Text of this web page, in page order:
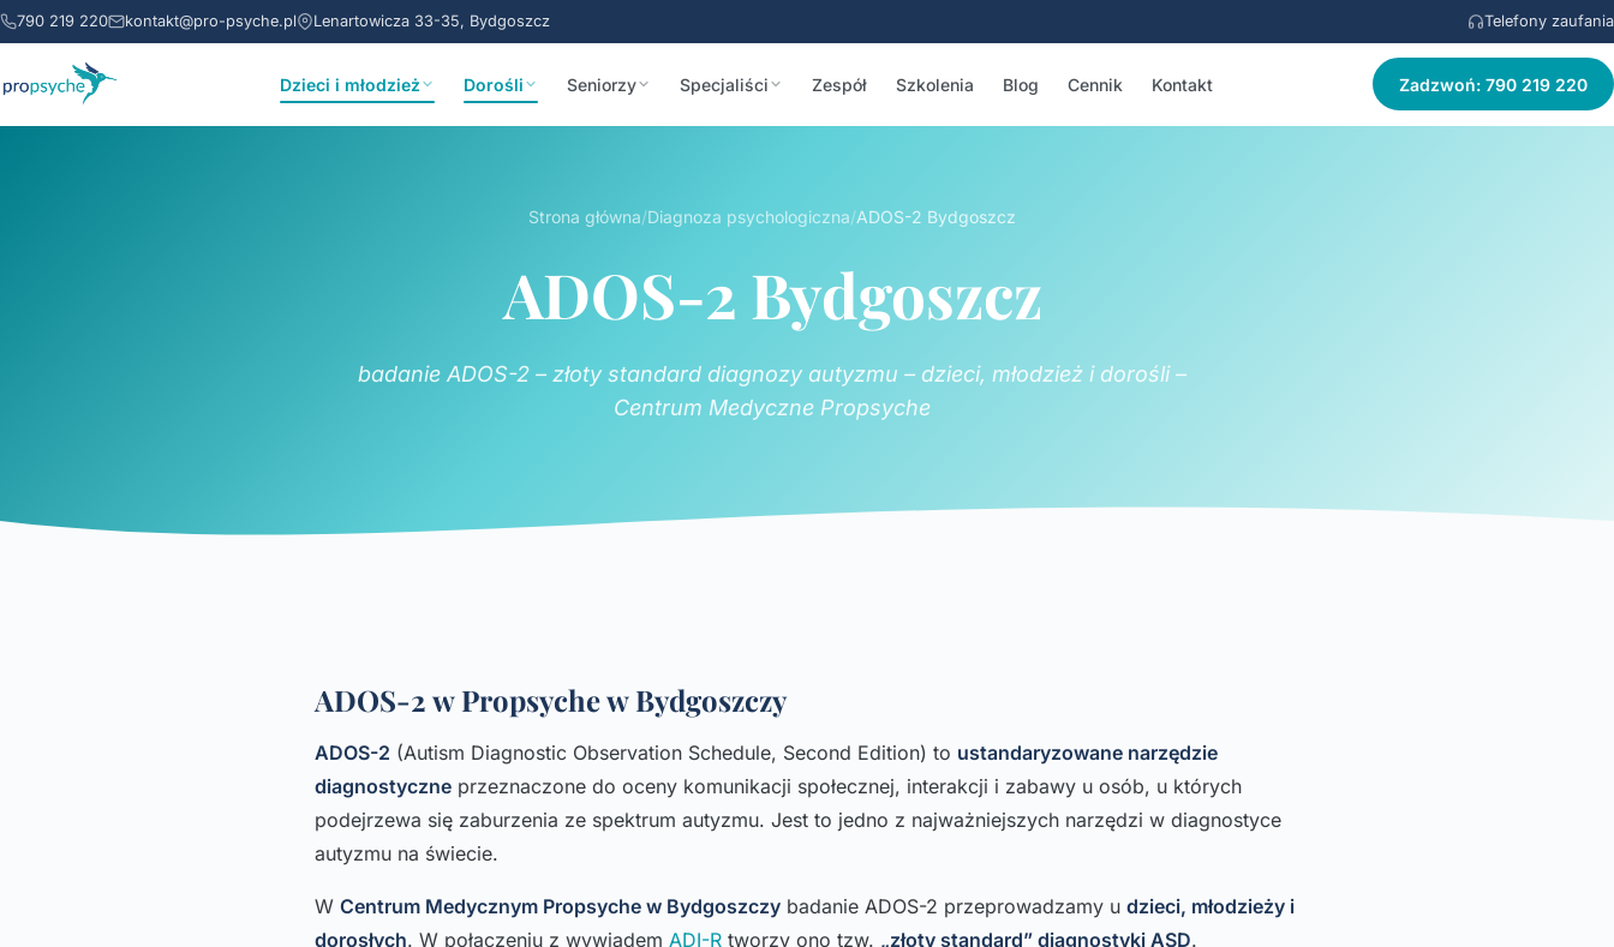
790 219 220 kontakt@pro-psyche.pl Lenartowicza 33-35, Bydgoszcz Telefony zaufania
Dzieci i młodzież Dorośli Seniorzy Specjaliści Zespół Szkolenia Blog Cennik Kontakt Zadzwoń: 790 219 220
Strona główna/Diagnoza psychologiczna/ADOS-2 Bydgoszcz
ADOS-2 Bydgoszcz
badanie ADOS-2 – złoty standard diagnozy autyzmu – dzieci, młodzież i dorośli –
Centrum Medyczne Propsyche
ADOS-2 w Propsyche w Bydgoszczy
ADOS-2 (Autism Diagnostic Observation Schedule, Second Edition) to ustandaryzowane narzędzie
diagnostyczne przeznaczone do oceny komunikacji społecznej, interakcji i zabawy u osób, u których
podejrzewa się zaburzenia ze spektrum autyzmu. Jest to jedno z najważniejszych narzędzi w diagnostyce
autyzmu na świecie.
W Centrum Medycznym Propsyche w Bydgoszczy badanie ADOS-2 przeprowadzamy u dzieci, młodzieży i
dorosłych. W połączeniu z wywiadem ADI-R tworzy ono tzw. „złoty standard” diagnostyki ASD.